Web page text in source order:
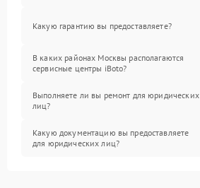
Какую гарантию вы предоставляете?
В каких районах Москвы располагаются
сервисные центры iBoto?
Выполняете ли вы ремонт для юридических
лиц?
Какую документацию вы предоставляете
для юридических лиц?